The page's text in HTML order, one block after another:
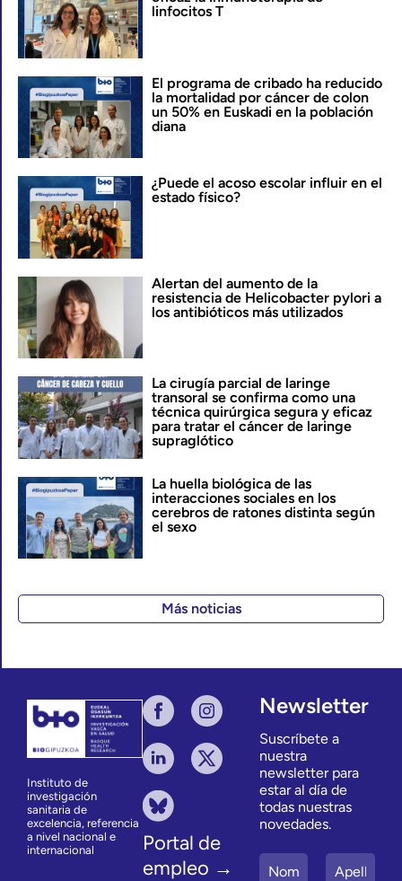
linfocitos T
El programa de cribado ha reducido
la mortalidad por cáncer de colon
un 50% en Euskadi en la población
diana
¿Puede el acoso escolar influir en el
estado físico?
Alertan del aumento de la
resistencia de Helicobacter pylori a
los antibióticos más utilizados
La cirugía parcial de laringe
transoral se confirma como una
técnica quirúrgica segura y eficaz
para tratar el cáncer de laringe
supraglótico
La huella biológica de las
interacciones sociales en los
cerebros de ratones distinta según
el sexo
Más noticias
Instituto de
investigación
sanitaria de
excelencia, referencia
a nivel nacional e
internacional
Portal de
empleo →
Newsletter
Suscríbete a
nuestra
newsletter para
estar al día de
todas nuestras
novedades.